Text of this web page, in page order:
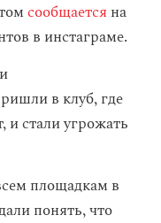
сообщается на
в инстаграме.
в клуб, где
и стали угрожать
площадкам в
понять, что